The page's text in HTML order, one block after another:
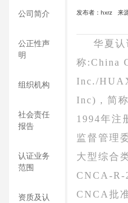
公司简介
公正性声
明
组织机构
社会责任
报告
认证业务
范围
资质及认
发布者：hxrz来
华夏
称:China
Inc./
Inc)，简
1994年注
监督管理
大型综合
CNCA-R-
CNCA批